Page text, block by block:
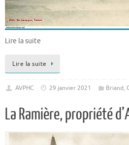
Lire la suite
Lire la suite
AVPHC 29 janvier 2021 Briand,
La Ramière, propriété